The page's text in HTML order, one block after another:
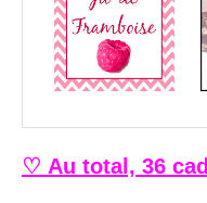
♡ Au total, 36